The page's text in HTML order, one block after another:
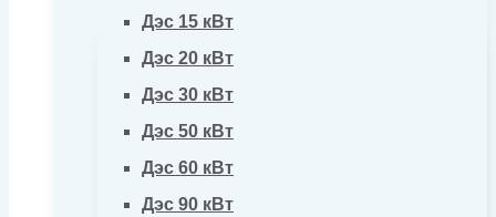
Дэс 15 кВт
Дэс 20 кВт
Дэс 30 кВт
Дэс 50 кВт
Дэс 60 кВт
Дэс 90 кВт